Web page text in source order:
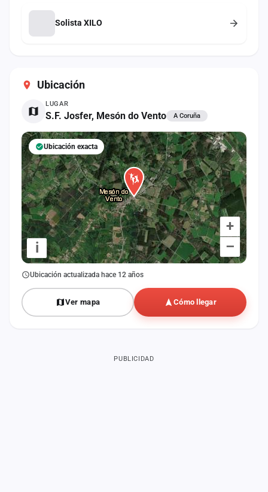
Ubicación
LUGAR
S.F. Josfer, Mesón do Vento A Coruña
+
–
i
Ubicación exacta
Ubicación actualizada hace 12 años
Ver mapa Cómo llegar
Solista XILO
PUBLICIDAD